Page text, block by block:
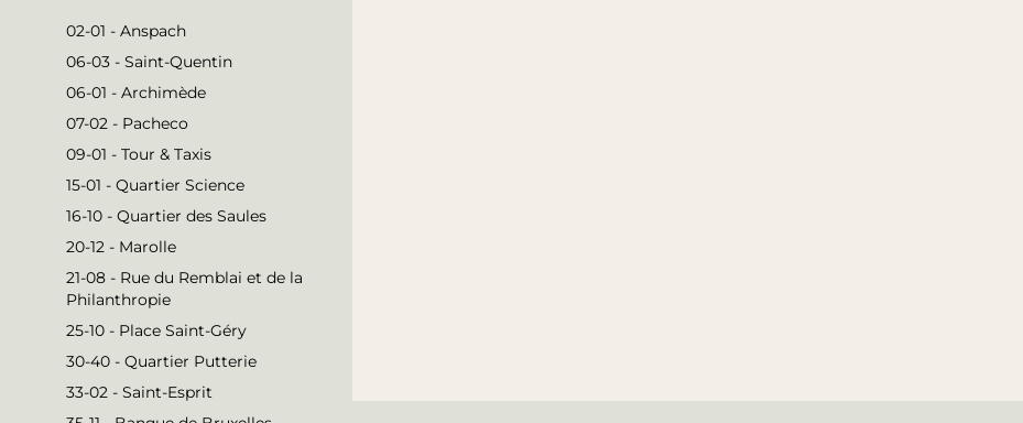
02-01 - Anspach
06-03 - Saint-Quentin
06-01 - Archimède
07-02 - Pacheco
09-01 - Tour & Taxis
15-01 - Quartier Science
16-10 - Quartier des Saules
20-12 - Marolle
21-08 - Rue du Remblai et de la
Philanthropie
25-10 - Place Saint-Géry
30-40 - Quartier Putterie
33-02 - Saint-Esprit